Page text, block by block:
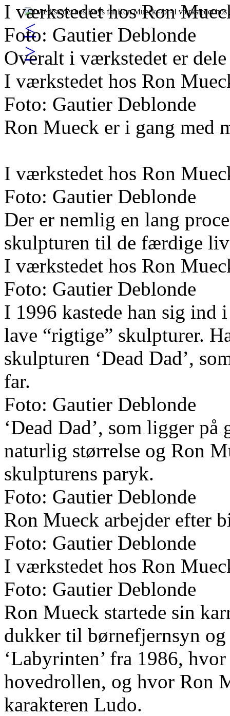
<
>
I værkstedet hos Ron
Foto: Gautier Deblonde
Overalt i værkstedet er
I værkstedet hos Ron
Foto: Gautier Deblonde
Ron Mueck er i gang med
I værkstedet hos Ron
Foto: Gautier Deblonde
Der er nemlig en lang
skulpturen til de færdige
I værkstedet hos Ron
Foto: Gautier Deblonde
I 1996 kastede han sig ind
lave “rigtige” skulpturer.
skulpturen ‘Dead Dad’,
far.
Foto: Gautier Deblonde
‘Dead Dad’, som ligger
naturlig størrelse og Ron
skulpturens paryk.
Foto: Gautier Deblonde
Ron Mueck arbejder efter
Foto: Gautier Deblonde
I værkstedet hos Ron
Foto: Gautier Deblonde
Ron Mueck startede sin
dukker til børnefjernsyn
‘Labyrinten’ fra 1986,
hovedrollen, og hvor Ron
karakteren Ludo.